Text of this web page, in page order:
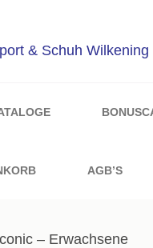
AGB’S
– Erwachsene